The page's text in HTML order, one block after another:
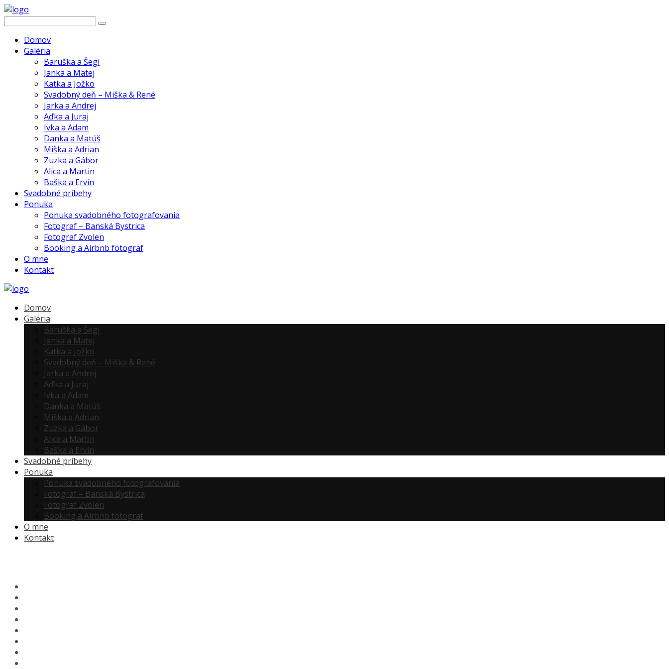
Domov
Galéria
Baruška a Šegi
Janka a Matej
Katka a Jožko
Svadobný deň – Miška & René
Jarka a Andrej
Aďka a Juraj
Ivka a Adam
Danka a Matúš
Miška a Adrian
Zuzka a Gábor
Alica a Martin
Baška a Ervín
Svadobné príbehy
Ponuka
Ponuka svadobného fotografovania
Fotograf – Banská Bystrica
Fotograf Zvolen
Booking a Airbnb fotograf
O mne
Kontakt
Domov
Galéria
Baruška a Šegi
Janka a Matej
Katka a Jožko
Svadobný deň – Miška & René
Jarka a Andrej
Aďka a Juraj
Ivka a Adam
Danka a Matúš
Miška a Adrian
Zuzka a Gábor
Alica a Martin
Baška a Ervín
Svadobné príbehy
Ponuka
Ponuka svadobného fotografovania
Fotograf – Banská Bystrica
Fotograf Zvolen
Booking a Airbnb fotograf
O mne
Kontakt